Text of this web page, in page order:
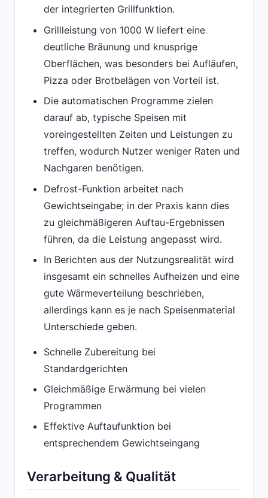
der integrierten Grillfunktion.
Grillleistung von 1000 W liefert eine
deutliche Bräunung und knusprige
Oberflächen, was besonders bei Aufläufen,
Pizza oder Brotbelägen von Vorteil ist.
Die automatischen Programme zielen
darauf ab, typische Speisen mit
voreingestellten Zeiten und Leistungen zu
treffen, wodurch Nutzer weniger Raten und
Nachgaren benötigen.
Defrost-Funktion arbeitet nach
Gewichtseingabe; in der Praxis kann dies
zu gleichmäßigeren Auftau-Ergebnissen
führen, da die Leistung angepasst wird.
In Berichten aus der Nutzungsrealität wird
insgesamt ein schnelles Aufheizen und eine
gute Wärmeverteilung beschrieben,
allerdings kann es je nach Speisenmaterial
Unterschiede geben.
Schnelle Zubereitung bei
Standardgerichten
Gleichmäßige Erwärmung bei vielen
Programmen
Effektive Auftaufunktion bei
entsprechendem Gewichtseingang
Verarbeitung & Qualität